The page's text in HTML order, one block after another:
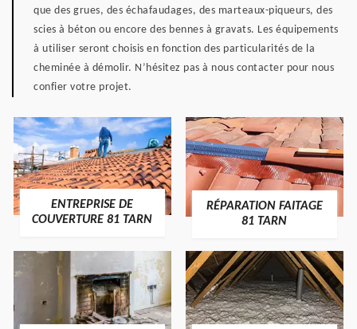
que des grues, des échafaudages, des marteaux-piqueurs, des
scies à béton ou encore des bennes à gravats. Les équipements
à utiliser seront choisis en fonction des particularités de la
cheminée à démolir. N’hésitez pas à nous contacter pour nous
confier votre projet.
ENTREPRISE DE
COUVERTURE 81 TARN
RÉPARATION FAITAGE
81 TARN